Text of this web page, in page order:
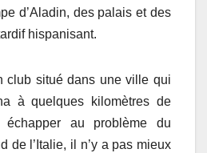
d’Aladin, des palais et des
hispanisant.
club situé dans une ville qui
à quelques kilomètres de
échapper au problème du
de l’Italie, il n’y a pas mieux